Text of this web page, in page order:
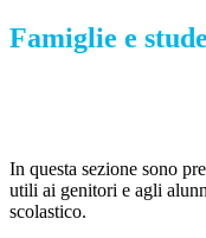
Famiglie e
In questa sezione sono
utili ai genitori e agli
scolastico.